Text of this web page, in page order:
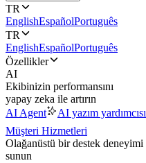
TR
EnglishEspañolPortuguês
TR
EnglishEspañolPortuguês
Özellikler
AI
Ekibinizin performansını
yapay zeka ile artırın
AI Agent
AI yazım yardımcısı
Müşteri Hizmetleri
Olağanüstü bir destek deneyimi
sunun